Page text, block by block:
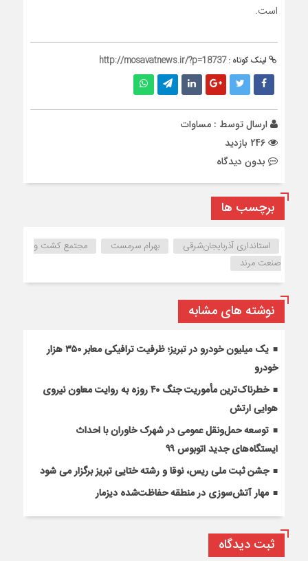
است.
لینک کوتاه :http://mosavatnews.ir/?p=18737
ارسال توسط : مساوات
بدون دیدگاه
برچسب ها
استانداری آذربایجان‌شرقی بهرام سرمست
مجتمع کشت و
صنعت مرند
نوشته های مشابه
یک میلیون خودرو در تبریز؛ ظرفیت ترافیکی معابر ۳۵۰ هزار
خودرو
خطرناک‌ترین مأموریت جنگ ۴۰ روزه به روایت معاون نیروی
هوایی ارتش
توسعه حمل‌ونقل عمومی در شهرک خاوران با احداث
ایستگاه‌های جدید اتوبوس ۹۹
جشن ثبت ملی ریس، نوقا و رشته ختایی تبریز برگزار می شود
مهار آتش‌سوزی در منطقه حفاظت‌شده دیزمار
ثبت دیدگاه